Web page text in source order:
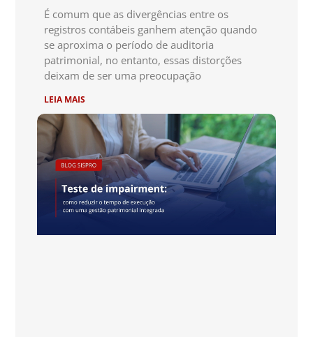
É comum que as divergências entre os
registros contábeis ganhem atenção quando
se aproxima o período de auditoria
patrimonial, no entanto, essas distorções
deixam de ser uma preocupação
LEIA MAIS